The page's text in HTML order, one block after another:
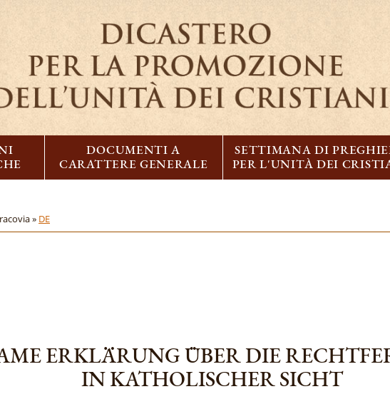
DOCUMENTI A
CARATTERE GENERALE
SETTIMANA DI
PER L'UNITÀ DEI
» DE
ERKLÄRUNG ÜBER DIE
IN KATHOLISCHER SICHT